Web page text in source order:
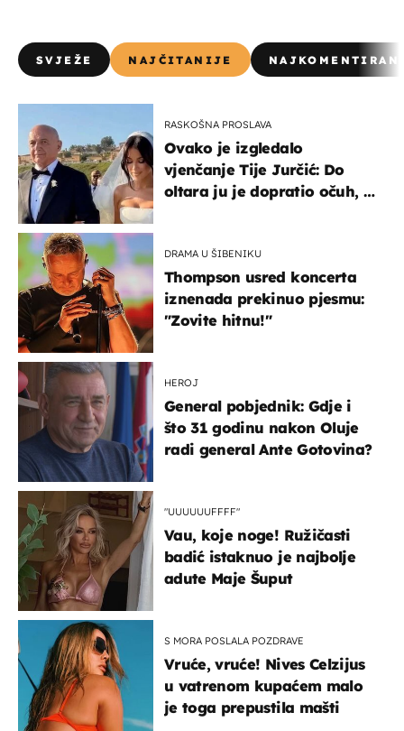
SVJEŽE NAJČITANIJE
RASKOŠNA PROSLAVA
Ovako je izgledalo
vjenčanje Tije Jurčić: Do
oltara ju je dopratio očuh, a
DRAMA U ŠIBENIKU
Thompson usred koncerta
iznenada prekinuo pjesmu:
"Zovite hitnu!"
HEROJ
General pobjednik: Gdje i
što 31 godinu nakon Oluje
radi general Ante Gotovina?
"UUUUUUFFFF"
Vau, koje noge! Ružičasti
badić istaknuo je najbolje
adute Maje Šuput
S MORA POSLALA POZDRAVE
Vruće, vruće! Nives Celzijus
u vatrenom kupaćem malo
je toga prepustila mašti